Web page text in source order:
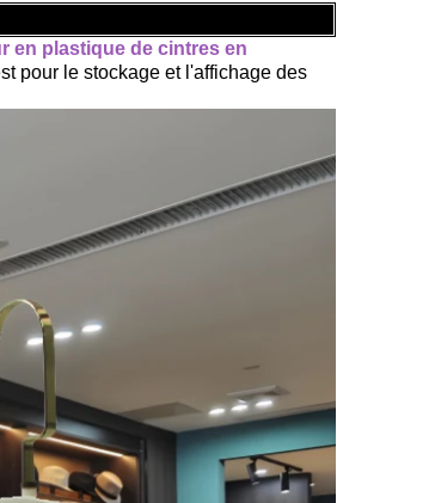
en plastique de cintres en
pour le stockage et l'affichage des